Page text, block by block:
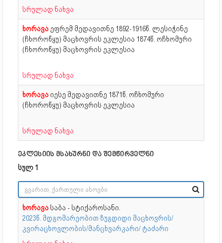
სრულად ნახვა
ხორავა ეფრემ მედავითნე 1892-1916წ. ლესიჭინე
(ჩხოროწყუ) მაცხოვრის ეკლესია 1874წ. ოჩხომური
(ჩხოროწყუ) მაცხოვრის ეკლესია
სრულად ნახვა
ხორავა იესე მედავითნე 1871წ. ოჩხომური
(ჩხოროწყუ) მაცხოვრის ეკლესია
სრულად ნახვა
ეკლესიის მსახურნი და შემწირველნი
სულ 1
ხორავა საბა - სტიქაროსანი.
2023წ. მდგომარეობით ზუგდიდი მაცხოვრის/
კვირაცხოვლობის/მანცხვარკარი/ ტაძარი